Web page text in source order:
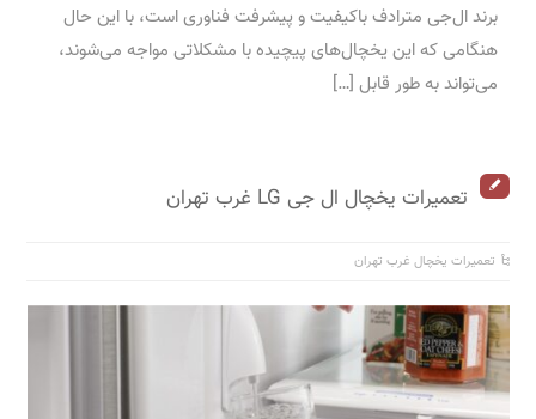
برند ال‌جی مترادف باکیفیت و پیشرفت فناوری است، با این حال
هنگامی که این یخچال‌های پیچیده با مشکلاتی مواجه می‌شوند،
می‌تواند به طور قابل […]
تعمیرات یخچال ال جی LG غرب تهران
تعمیرات یخچال غرب تهران